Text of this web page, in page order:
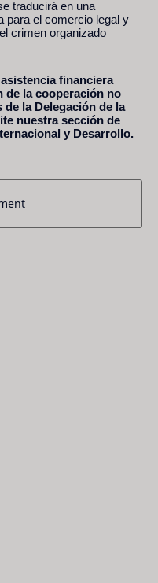
traducirá en una
para el comercio legal y
crimen organizado
financiera
de la cooperación no
la Delegación de la
nuestra sección de
y Desarrollo.